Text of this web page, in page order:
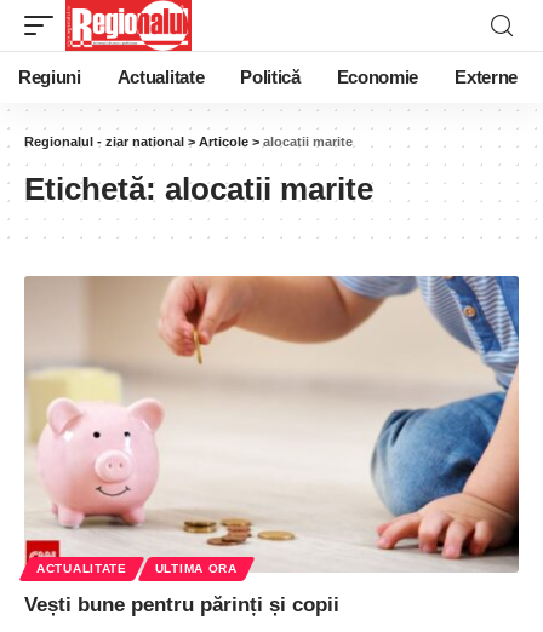
Regiuni Actualitate Politică Economie Externe
Regionalul - ziar national > Articole > alocatii marite
Etichetă: alocatii marite
ACTUALITATE ULTIMA ORA
Vești bune pentru părinți și copii